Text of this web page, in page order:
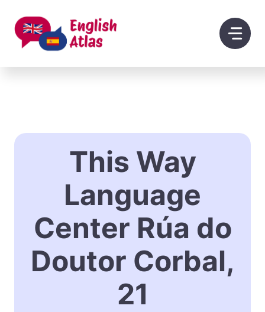
contenido
This Way
Language
Center Rúa do
Doutor Corbal,
21